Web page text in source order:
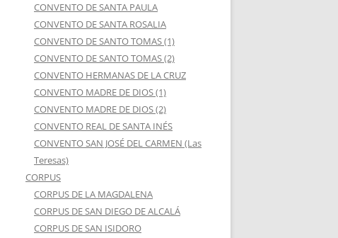
CONVENTO DE SANTA PAULA
CONVENTO DE SANTA ROSALIA
CONVENTO DE SANTO TOMAS (1)
CONVENTO DE SANTO TOMAS (2)
CONVENTO HERMANAS DE LA CRUZ
CONVENTO MADRE DE DIOS (1)
CONVENTO MADRE DE DIOS (2)
CONVENTO REAL DE SANTA INÉS
CONVENTO SAN JOSÉ DEL CARMEN (Las
Teresas)
CORPUS
CORPUS DE LA MAGDALENA
CORPUS DE SAN DIEGO DE ALCALÁ
CORPUS DE SAN ISIDORO